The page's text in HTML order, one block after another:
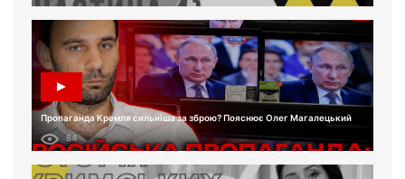
Пропаганда Кремля сильніша за зброю? Пояснює Олег Магалецький
84